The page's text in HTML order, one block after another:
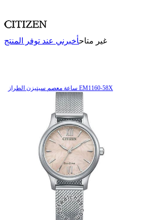
غير متاحأخبرني عند توفر المنتج
ساعة معصم سیتیزن الطراز EM1160-58X